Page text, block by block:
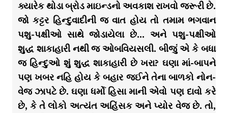
ક્યારેક થોડા બ્રોડ માઇન્ડનો અવકાશ રાખવો જરૂરી છે.
જો કટ્ટર હિન્દુવાદીની જ વાત હોય તો તમામ ભગવાન
પશુ-પક્ષીઓ સાથે જોડાયેલા છે… અને પશુ-પક્ષીઓ
શુદ્ધ શાકાહારી નથી જ ઓબવિયસલી. બીજું એ કે બધા
જ હિન્દુઓ શું શુદ્ધ શાકાહારી છે ખરા? ઘણા માં-બાપને
પણ ખબર નહિ હોય કે બહાર જઈને તેના બાળકો નોન-
વેજ ઝાપટે છે. ઘણા ધર્મો હિસા માની એવો પણ દાવો કરે
છે, કે તે લોકો અત્યંત અહિંસક અને પ્યોર વેજ છે. તો,